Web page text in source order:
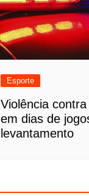
Esporte
Violência
em dias de
levantamento